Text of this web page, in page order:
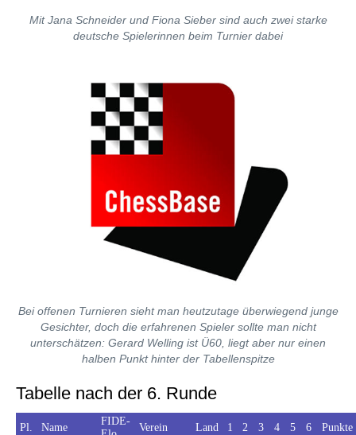
Mit Jana Schneider und Fiona Sieber sind auch zwei starke
deutsche Spielerinnen beim Turnier dabei
Bei offenen Turnieren sieht man heutzutage überwiegend junge
Gesichter, doch die erfahrenen Spieler sollte man nicht
unterschätzen: Gerard Welling ist Ü60, liegt aber nur einen
halben Punkt hinter der Tabellenspitze
Tabelle nach der 6. Runde
Pl. Name
FIDE-
Verein Land 1 2 3 4 5 6 Punkte